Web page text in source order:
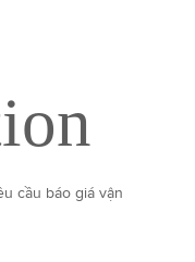
cầu báo giá vận